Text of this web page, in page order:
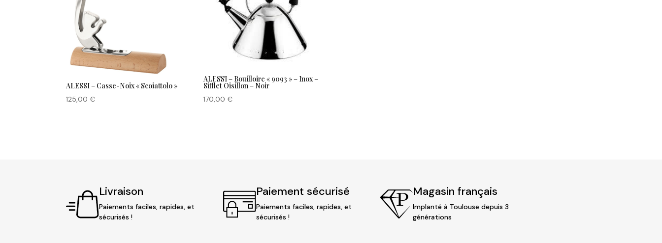
ALESSI – Casse-Noix « Scoiattolo »
125,00€
ALESSI – Bouilloire « 9093 » – Inox –
Sifflet Oisillon – Noir
170,00€
Livraison
Paiements faciles, rapides, et
sécurisés !
Paiement sécurisé
Paiements faciles, rapides, et
sécurisés !
Magasin français
Implanté à Toulouse depuis 3
générations